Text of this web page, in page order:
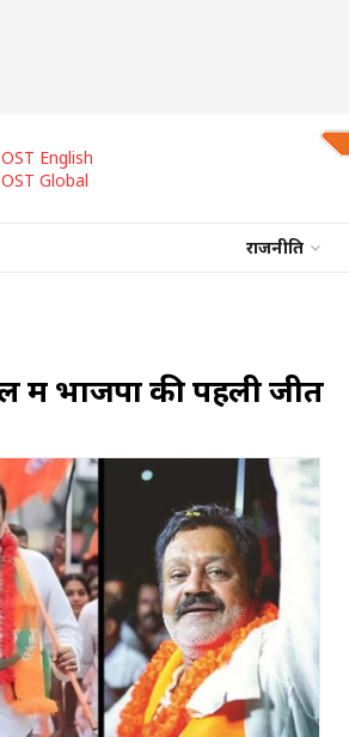
English
Global
राजनीति
में भाजपा की पहली जीत